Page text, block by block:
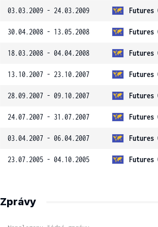
03.03.2009 - 24.03.2009 Futures
30.04.2008 - 13.05.2008 Futures
18.03.2008 - 04.04.2008 Futures
13.10.2007 - 23.10.2007 Futures
28.09.2007 - 09.10.2007 Futures
24.07.2007 - 31.07.2007 Futures
03.04.2007 - 06.04.2007 Futures
23.07.2005 - 04.10.2005 Futures
Zprávy